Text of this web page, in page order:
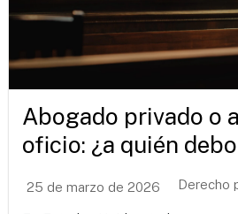
Abogado privado o
oficio: ¿a quién
25 de marzo de 2026 Derecho